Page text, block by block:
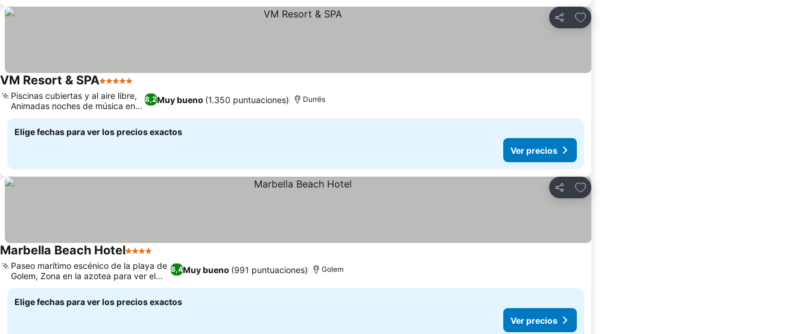
Compartir
Agregar a favoritos
VM Resort & SPA5 Estrellas
8,2Muy bueno (1.350 puntuaciones)
Piscinas cubiertas y al aire libre,
Animadas noches de música en
vivo
Durrës
Elige fechas para ver los precios exactos
Ver precios
Compartir
Agregar a favoritos
Marbella Beach Hotel4 Estrellas
8,4Muy bueno (991 puntuaciones)
Paseo marítimo escénico de la playa de
Golem, Zona en la azotea para ver el
atardecer
Golem
Elige fechas para ver los precios exactos
Ver precios